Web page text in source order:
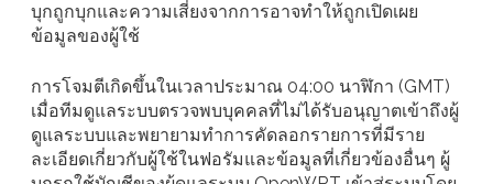
บุกถูกบุกและความเสี่ยงจากการอาจทำให้ถูกเปิดเผย
ข้อมูลของผู้ใช้
การโจมตีเกิดขึ้นในเวลาประมาณ 04:00 นาฬิกา (GMT)
เมื่อทีมดูแลระบบตรวจพบบุคคลที่ไม่ได้รับอนุญาตเข้าถึงผู้
ดูแลระบบและพยายามทำการคัดลอกรายการที่มีราย
ละเอียดเกี่ยวกับผู้ใช้ในฟอรัมและข้อมูลที่เกี่ยวข้องอื่นๆ ผู้